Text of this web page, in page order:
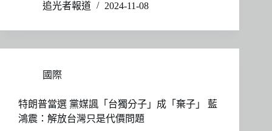
追光者報道
2024-11-08
國際
特朗普當選 黨媒諷「台獨分子」成「棄子」 藍
鴻震：解放台灣只是代價問題